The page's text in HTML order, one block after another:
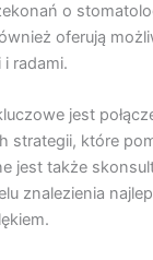
o
oferują
radami.
jest
strategii, które
jest także
znalezienia